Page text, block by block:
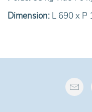
Dimension: L 690 x P